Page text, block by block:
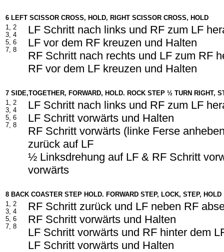
6 LEFT SCISSOR CROSS, HOLD, RIGHT SCISSOR CROSS, HOLD
1, 2
3, 4
5, 6
7, 8
LF Schritt nach links und RF zum LF
LF vor dem RF kreuzen und Halten
RF Schritt nach rechts und LF zum RF
RF vor dem LF kreuzen und Halten
7 SIDE,TOGETHER, FORWARD, HOLD. ROCK STEP ½ TURN RIGHT,
1, 2
3, 4
5, 6
7, 8
LF Schritt nach links und RF zum LF
LF Schritt vorwärts und Halten
RF Schritt vorwärts (linke Ferse
zurück auf LF
½ Linksdrehung auf LF & RF Schritt
vorwärts
8 BACK COASTER STEP HOLD. FORWARD STEP, LOCK, STEP, HOLD
1, 2
3, 4
5, 6
7, 8
RF Schritt zurück und LF neben RF
RF Schritt vorwärts und Halten
LF Schritt vorwärts und RF hinter dem
LF Schritt vorwärts und Halten